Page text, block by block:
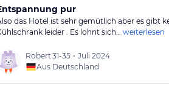
pur
das Hotel ist sehr gemütlich aber es gibt
leider . Es lohnt sich… weiterlesen
Robert31-35 • Juli 2024
Aus Deutschland